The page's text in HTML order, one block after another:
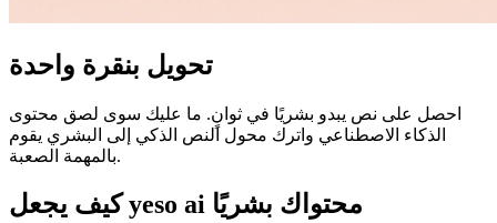
تحويل بنقرة واحدة
احصل على نص يبدو بشريًا في ثوانٍ. ما عليك سوى لصق محتوى
الذكاء الاصطناعي واترك محول النص الذكي إلى البشري يقوم
بالمهمة الصعبة.
كيف يجعل yeso ai محتواك بشريًا